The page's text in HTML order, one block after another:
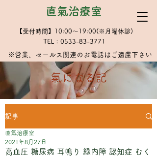
直氣治療室
【受付時間】10:00～19:00(※月曜休診)
TEL：0533-83-3771
※​営業、セールス関連のお電話はご遠慮下さい
​氣になる記
記事
高血圧 糖尿病 耳鳴り 緑内障 認知症 むく
直氣治療室
2021年8月27日